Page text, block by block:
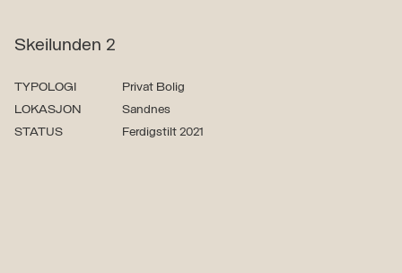
Skeilunden 2
TYPOLOGI
Privat Bolig
LOKASJON
Sandnes
STATUS
Ferdigstilt 2021